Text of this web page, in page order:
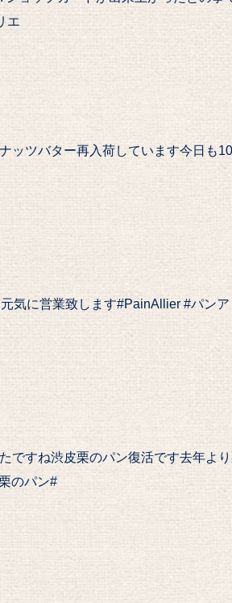
エ
ッツバター再入荷しています今日も
気に営業致します️#PainAllier #パン
ですね渋皮栗のパン復活です去年よ
のパン#